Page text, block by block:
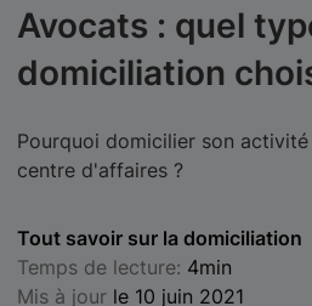
Avocats : quel
domiciliation
Pourquoi domicilier son
centre d'affaires ?
Tout savoir sur la domiciliation
Temps de lecture: 4min
Mis à jour le 10 juin 2021